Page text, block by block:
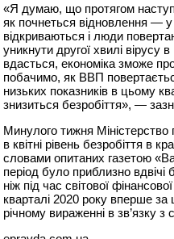
«Я думаю, що протягом
як почнеться відновлення — у
відкриваються і люди
уникнути другої хвилі
вдасться, економіка зможе
побачимо, як ВВП
низьких показників в цьому
знизиться безробіття», —
Минулого тижня
в квітні рівень безробіття в
словами опитаних газетою
період було приблизно
ніж під час світової
кварталі 2020 року вперше за
річному вираженні в зв’язку з